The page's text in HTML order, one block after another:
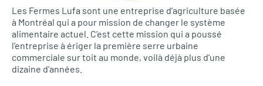
Les Fermes Lufa sont une entreprise d’agriculture basée
à Montréal qui a pour mission de changer le système
alimentaire actuel. C’est cette mission qui a poussé
l’entreprise à ériger la première serre urbaine
commerciale sur toit au monde, voilà déjà plus d’une
dizaine d’années.